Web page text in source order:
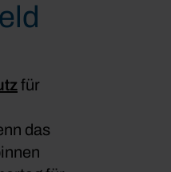
für
das